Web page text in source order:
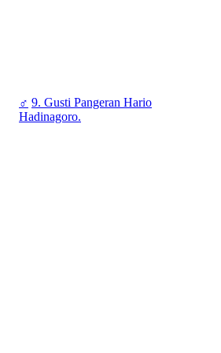
♂ 9. Gusti Pangeran Hario
Hadinagoro.